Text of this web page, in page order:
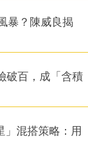
暴？陳威良揭
破百，成「含積
」混搭策略：用